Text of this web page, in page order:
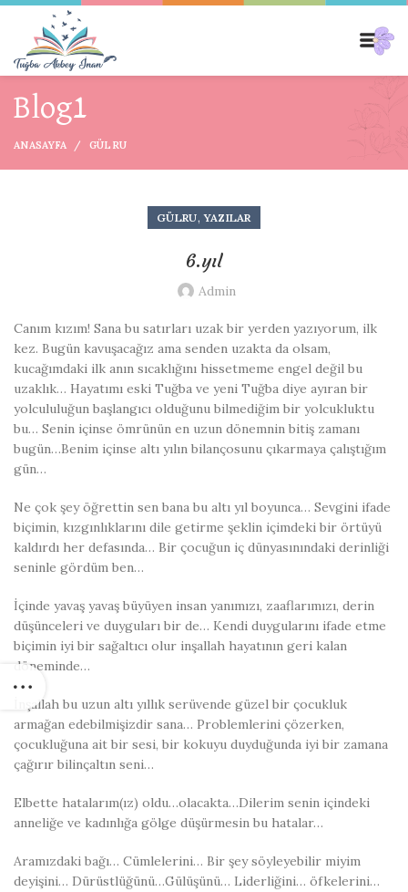
Blog1
ANASAYFA GÜLRU
GÜLRU,YAZILAR
6.yıl
Admin
Canım kızım! Sana bu satırları uzak bir yerden yazıyorum, ilk
kez. Bugün kavuşacağız ama senden uzakta da olsam,
kucağımdaki ilk anın sıcaklığını hissetmeme engel değil bu
uzaklık… Hayatımı eski Tuğba ve yeni Tuğba diye ayıran bir
yolcululuğun başlangıcı olduğunu bilmediğim bir yolcukluktu
bu… Senin içinse ömrünün en uzun dönemnin bitiş zamanı
bugün…Benim içinse altı yılın bilançosunu çıkarmaya çalıştığım
gün…
Ne çok şey öğrettin sen bana bu altı yıl boyunca… Sevgini ifade
biçimin, kızgınlıklarını dile getirme şeklin içimdeki bir örtüyü
kaldırdı her defasında… Bir çocuğun iç dünyasınındaki derinliği
seninle gördüm ben…
İçinde yavaş yavaş büyüyen insan yanımızı, zaaflarımızı, derin
düşünceleri ve duyguları bir de… Kendi duygularını ifade etme
biçimin iyi bir sağaltıcı olur inşallah hayatının geri kalan
döneminde…
İnşallah bu uzun altı yıllık serüvende güzel bir çocukluk
armağan edebilmişizdir sana… Problemlerini çözerken,
çocukluğuna ait bir sesi, bir kokuyu duyduğunda iyi bir zamana
çağırır bilinçaltın seni…
Elbette hatalarım(ız) oldu…olacakta…Dilerim senin içindeki
anneliğe ve kadınlığa gölge düşürmesin bu hatalar…
Aramızdaki bağı… Cümlelerini… Bir şey söyleyebilir miyim
deyişini… Dürüstlüğünü…Gülüşünü… Liderliğini… öfkelerini…